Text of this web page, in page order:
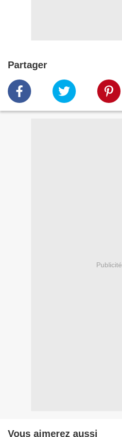
Partager
Publicité
Vous aimerez aussi